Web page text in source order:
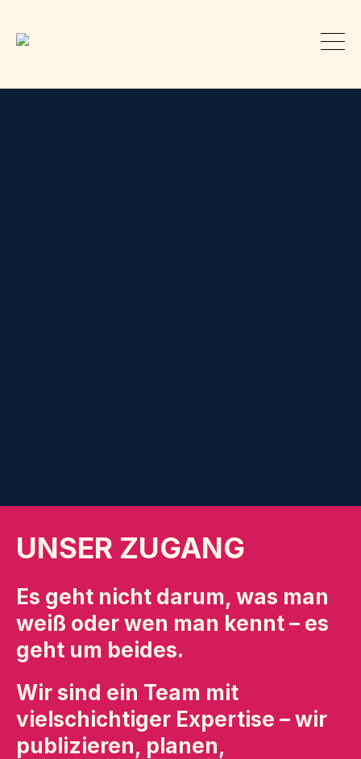
UNSER ZUGANG
Es geht nicht darum, was man
weiß oder wen man kennt – es
geht um beides.
Wir sind ein Team mit
vielschichtiger Expertise – wir
publizieren, planen,